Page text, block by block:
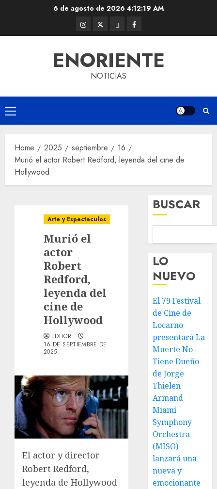
6 de agosto de 2026 4:12:19 AM
Instagram
@EnOriente
Twitter
(X)
ThreadsFacebook
ENORIENTE
NOTICIAS
Primary
Menu
Home 2025 septiembre
16
Murió el actor Robert Redford, leyenda del cine de
Hollywood
Arte y Espectaculos
Murió el
actor
Robert
Redford,
leyenda del
cine de
Hollywood
EDITOR
16 DE SEPTIEMBRE DE
2025
El actor y director
Robert Redford,
leyenda de Hollywood
BUSCAR
LO
NUEVO
El 79 Festival
de Cine de
Locarno
presentará La
Muerte No
Tiene Dueño
de Jorge
Thielen
Armand
Miami
Symphony
Orchestra
(MISO)
lanzará una
nueva y
emocionante